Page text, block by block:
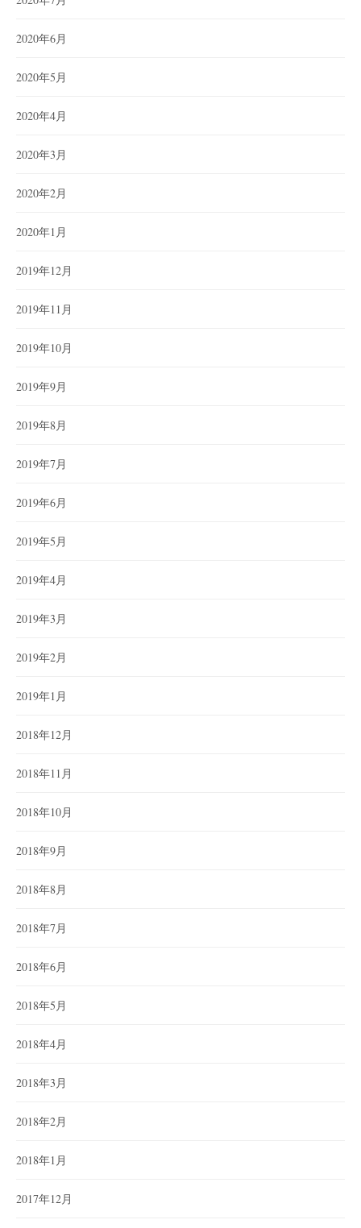
2020年6月
2020年5月
2020年4月
2020年3月
2020年2月
2020年1月
2019年12月
2019年11月
2019年10月
2019年9月
2019年8月
2019年7月
2019年6月
2019年5月
2019年4月
2019年3月
2019年2月
2019年1月
2018年12月
2018年11月
2018年10月
2018年9月
2018年8月
2018年7月
2018年6月
2018年5月
2018年4月
2018年3月
2018年2月
2018年1月
2017年12月